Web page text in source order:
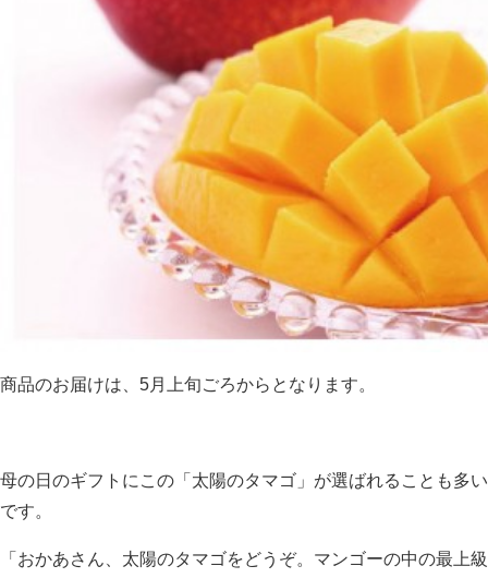
商品のお届けは、5月上旬ごろからとなります。
母の日のギフトにこの「太陽のタマゴ」が選ばれることも多い
です。
「おかあさん、太陽のタマゴをどうぞ。マンゴーの中の最上級